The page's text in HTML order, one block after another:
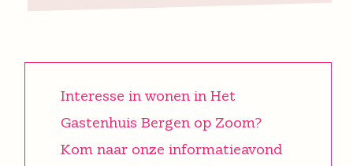
Interesse in wonen in Het
Gastenhuis Bergen op Zoom?
Kom naar onze informatieavond